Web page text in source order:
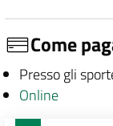
Come
Presso gli
Online